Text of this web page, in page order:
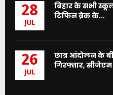
28
JUL
बिहार के सभी
टिफिन ब्रेक के...
26
JUL
छात्र आंदोलन के
गिरफ्तार,